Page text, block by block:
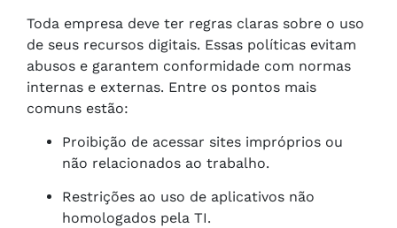
Toda empresa deve ter regras claras sobre o uso
de seus recursos digitais. Essas políticas evitam
abusos e garantem conformidade com normas
internas e externas. Entre os pontos mais
comuns estão:
Proibição de acessar sites impróprios ou
não relacionados ao trabalho.
Restrições ao uso de aplicativos não
homologados pela TI.